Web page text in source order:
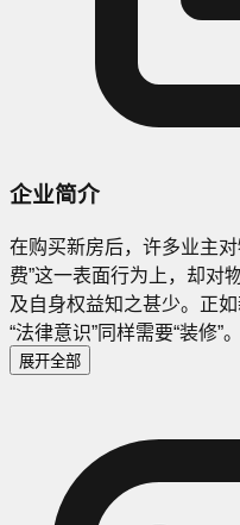
企业简介
在购买新房后，许多业主
费”这一表面行为上，却对
及自身权益知之甚少。正
“法律意识”同样需要“装修
晰地了解自己的权利与义
展开全部